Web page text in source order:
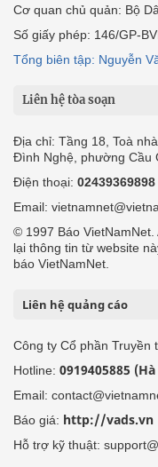
Cơ quan chủ quản: Bộ
Số giấy phép: 146/GP-
Tổng biên tập: Nguyễn
Liên hệ tòa soạn
Địa chỉ: Tầng 18, Toà
Đình Nghệ, phường Cầu
Điện thoại: 02439369898
Email:
© 1997 Báo
lại thông tin từ website
báo VietNamNet.
Liên hệ quảng cáo
Công ty Cổ phần Truyền
Hotline: 0919405885
Email:
Báo giá: http://vads.vn
Hỗ trợ kỹ thuật: